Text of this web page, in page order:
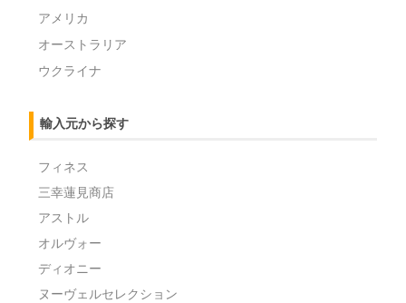
アメリカ
オーストラリア
ウクライナ
輸入元から探す
フィネス
三幸蓮見商店
アストル
オルヴォー
ディオニー
ヌーヴェルセレクション